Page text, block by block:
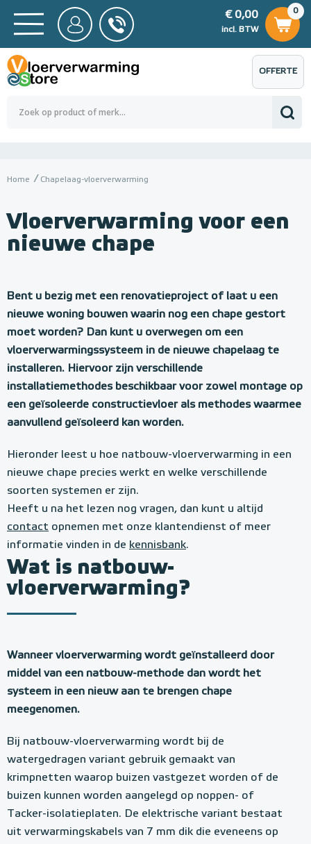
BTW
0,00
0
€ 0,00
incl. BTW
€ 0,00
OFFERTE
AANVRAGEN
Home Chapelaag-vloerverwarming
Vloerverwarming voor een
nieuwe chape
Bent u bezig met een renovatieproject of laat u een
nieuwe woning bouwen waarin nog een chape gestort
moet worden? Dan kunt u overwegen om een
vloerverwarmingssysteem in de nieuwe chapelaag te
installeren. Hiervoor zijn verschillende
installatiemethodes beschikbaar voor zowel montage op
een geïsoleerde constructievloer als methodes waarmee
aanvullend geïsoleerd kan worden.
Hieronder leest u hoe natbouw-vloerverwarming in een
nieuwe chape precies werkt en welke verschillende
soorten systemen er zijn.
Heeft u na het lezen nog vragen, dan kunt u altijd
contact opnemen met onze klantendienst of meer
informatie vinden in de kennisbank.
Wat is natbouw-
vloerverwarming?
Wanneer vloerverwarming wordt geïnstalleerd door
middel van een natbouw-methode dan wordt het
systeem in een nieuw aan te brengen chape
meegenomen.
Bij natbouw-vloerverwarming wordt bij de
watergedragen variant gebruik gemaakt van
krimpnetten waarop buizen vastgezet worden of de
buizen kunnen worden aangelegd op noppen- of
Tacker-isolatieplaten. De elektrische variant bestaat
uit verwarmingskabels van 7 mm dik die eveneens op